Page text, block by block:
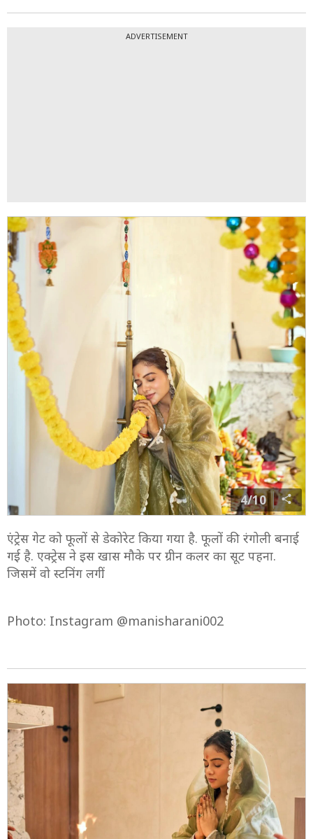
ADVERTISEMENT
4/10
एंट्रेस गेट को फूलों से डेकोरेट किया गया है. फूलों की रंगोली बनाई
गई है. एक्ट्रेस ने इस खास मौके पर ग्रीन कलर का सूट पहना.
जिसमें वो स्टनिंग लगीं.
Photo: Instagram @manisharani002